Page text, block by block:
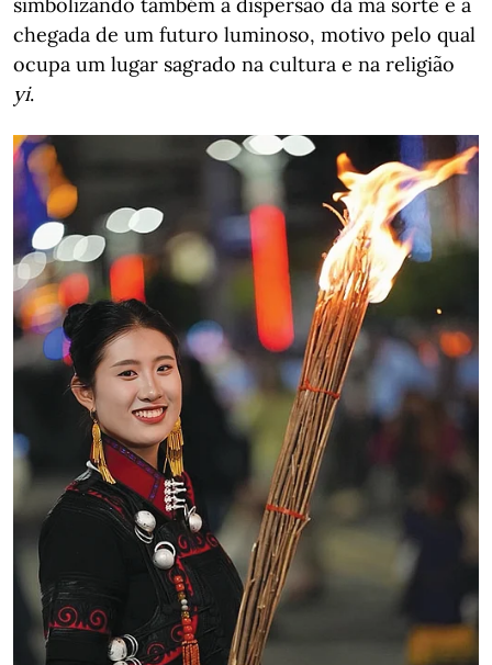
chegada de um futuro luminoso, motivo pelo qual
ocupa um lugar sagrado na cultura e na religião
yi.